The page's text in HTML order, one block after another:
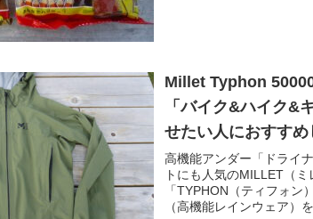
Millet Typhon
「バイク&ハイク&
せたい人におすすめ
高機能アンダー「ドライ
トにも人気のMILLET（
「TYPHON（ティフォン
（高機能レインウェア）